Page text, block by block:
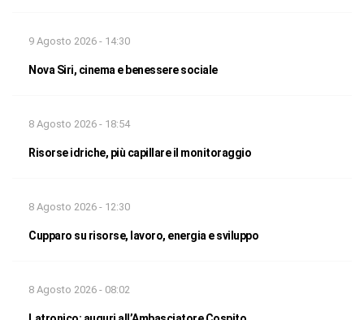
9 Agosto 2026 - 14:30
Nova Siri, cinema e benessere sociale
8 Agosto 2026 - 18:54
Risorse idriche, più capillare il monitoraggio
8 Agosto 2026 - 12:30
Cupparo su risorse, lavoro, energia e sviluppo
8 Agosto 2026 - 08:02